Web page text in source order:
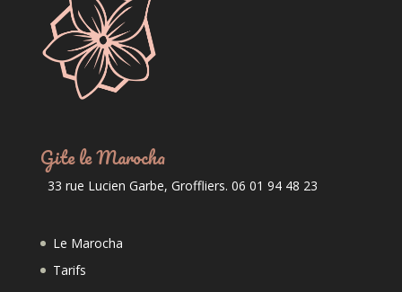
Gite le Marocha
33 rue Lucien Garbe, Groffliers. 06 01 94 48 23
Le Marocha
Tarifs